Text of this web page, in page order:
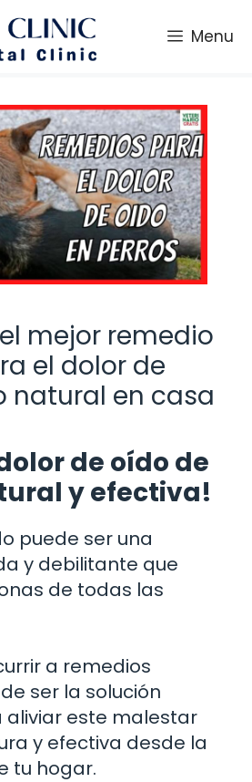
Menu
mejor remedio
el dolor de
natural en casa
de oído de
y efectiva!
puede ser una
y debilitante que
de todas las
a remedios
ser la solución
este malestar
y efectiva desde la
tu hogar.